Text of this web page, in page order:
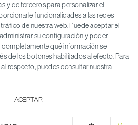
© Activa Hogar S.A.
Política de Cookies
y de terceros para personalizar el
funcionalidades a las redes
de nuestra web. Puede aceptar el
su configuración y poder
completamente qué información se
de los botones habilitados al efecto. Para
respecto, puedes consultar nuestra
ACEPTAR